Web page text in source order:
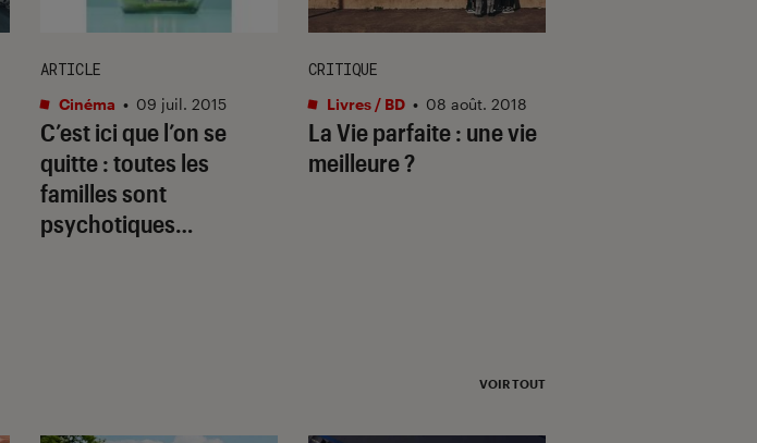
C’est ici que l’on se
quitte : toutes les
familles sont
psychotiques…
ARTICLE
Cinéma • 09 juil. 2015
La Vie parfaite : une vie
meilleure ?
CRITIQUE
Livres / BD • 08 août. 2018
VOIR TOUT